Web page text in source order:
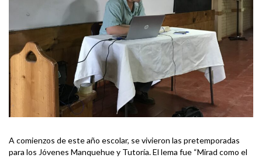
A comienzos de este año escolar, se vivieron las pretemporadas
para los Jóvenes Manquehue y Tutoría. El lema fue “Mirad como el